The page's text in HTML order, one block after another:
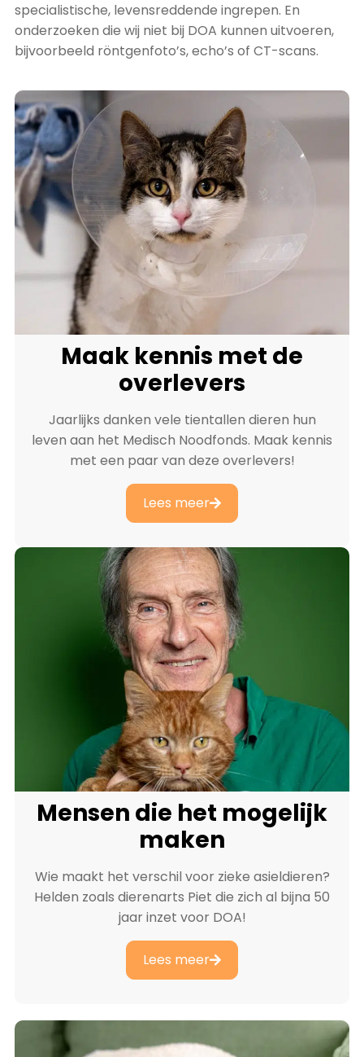
specialistische, levensreddende ingrepen. En
onderzoeken die wij niet bij DOA kunnen uitvoeren,
bijvoorbeeld röntgenfoto’s, echo’s of CT-scans.
Maak kennis met de
overlevers
Jaarlijks danken vele tientallen dieren hun
leven aan het Medisch Noodfonds. Maak kennis
met een paar van deze overlevers!
Lees meer
Mensen die het mogelijk
maken
Wie maakt het verschil voor zieke asieldieren?
Helden zoals dierenarts Piet die zich al bijna 50
jaar inzet voor DOA!
Lees meer